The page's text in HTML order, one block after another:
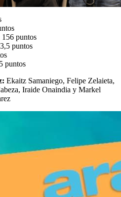
puntos
puntos
puntos
Ekaitz Samaniego, Felipe Zelaieta,
Iraide Onaindia y Markel